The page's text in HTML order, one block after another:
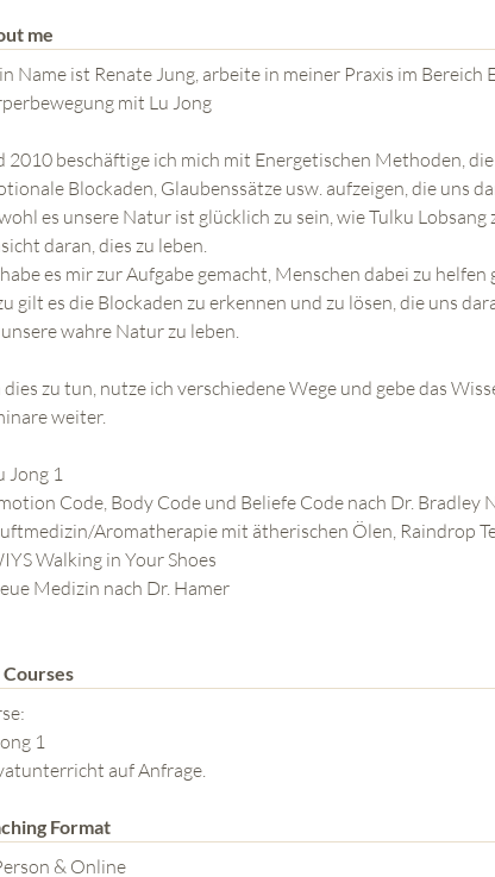
me
Name ist Renate Jung, arbeite in meiner Praxis im Bereich
mit Lu Jong
2010 beschäftige ich mich mit Energetischen Methoden,
Blockaden, Glaubenssätze usw. aufzeigen, die uns
es unsere Natur ist glücklich zu sein, wie Tulku
daran, dies zu leben.
es mir zur Aufgabe gemacht, Menschen dabei zu helfen
gilt es die Blockaden zu erkennen und zu lösen, die uns
wahre Natur zu leben.
dies zu tun, nutze ich verschiedene Wege und gebe das
weiter.
Jong 1
Code, Body Code und Beliefe Code nach Dr. Bradley
Aromatherapie mit ätherischen Ölen, Raindrop
Walking in Your Shoes
Medizin nach Dr. Hamer
1
auf Anfrage.
Format
& Online